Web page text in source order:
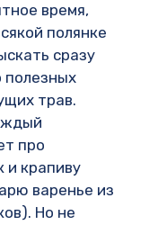
время,
полянке
сразу
полезных
трав.
про
и крапиву
варенье из
Но не